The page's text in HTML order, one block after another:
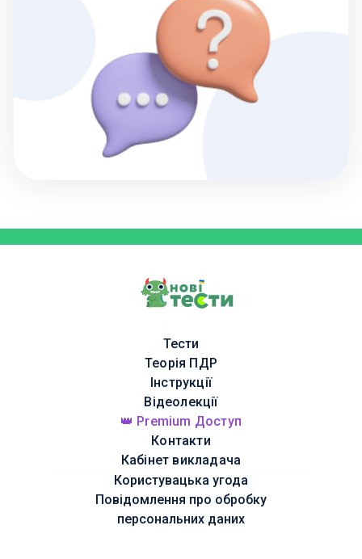
Тести
Теорія ПДР
Інструкції
Відеолекції
👑 Premium Доступ
Контакти
Кабінет викладача
Користувацька угода
Повідомлення про обробку
персональних даних